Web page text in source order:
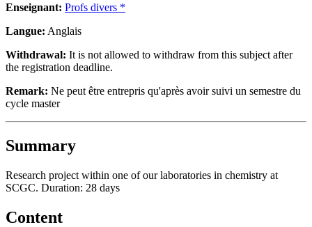
Enseignant: Profs divers *
Langue: Anglais
Withdrawal: It is not allowed to withdraw from this subject after
the registration deadline.
Remark: Ne peut être entrepris qu'après avoir suivi un semestre du
cycle master
Summary
Research project within one of our laboratories in chemistry at
SCGC. Duration: 28 days
Content